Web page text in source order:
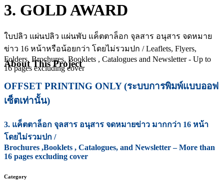
3. GOLD AWARD
ใบปลิว แผ่นปลิว แผ่นพับ แค็ตตาล็อก จุลสาร อนุสาร จดหมาย
ข่าว 16 หน้าหรือน้อยกว่า โดยไม่รวมปก / Leaflets, Flyers,
Folders, Brochures, Booklets , Catalogues and Newsletter - Up to
16 pages excluding cover
About This Project
OFFSET PRINTING ONLY (ระบบการพิมพ์แบบออฟ
เซ็ตเท่านั้น)
3. แค็ตตาล็อก จุลสาร อนุสาร จดหมายข่าว มากกว่า 16 หน้า
โดยไม่รวมปก /
Brochures ,Booklets , Catalogues, and Newsletter – More than
16 pages excluding cover
Category